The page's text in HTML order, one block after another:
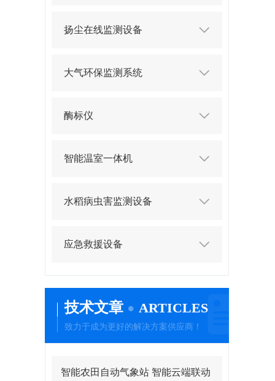
扬尘在线监测设备
大气环保监测系统
酶标仪
智能温室一体机
水稻病虫害监测设备
应急救援设备
技术文章 ARTICLES
致力于成为更好的解决方案供应商！
智能农田自动气象站 智能云端联动